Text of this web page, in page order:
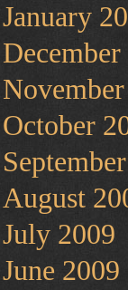
January
October
August
July 2009
June 2009